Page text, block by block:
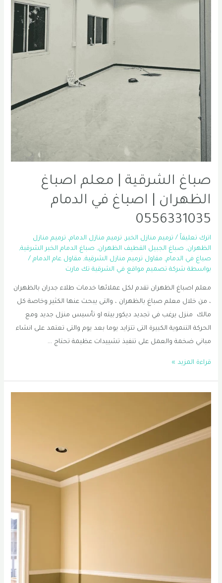
صباغ الشرقية | معلم اصباغ
الظهران | اصباغ في الدمام
0556331035
اترك تعليقاً / ترميم منازل الخبر, ترميم منازل الدمام, ترميم منازل
الظهران, صباغ الجبيل القطيف الظهران, صباغ الدمام الخبر الشرقية,
صباغ في الدمام, مقاول ترميم منازل الشرقية, مقاول عام الدمام /
بواسطة شركة تصميم مواقع في الشرقية تك مارت
معلم اصباغ الظهران تقدم لكل عملائها خدمات طلاء جدران بالظهران
، من خلال معلم صباغ بالظهران ، والتى يبحث عنها الكثير وخاصة كل
مالك منزل يرغب في تجديد ديكور بيته او تأسيس منزل جديد ومع
الحركة التنموية الكبيرة التى تتزايد يوما بعد يوم والتى تعتمد على انشاء
مباني ضخمة والعمل على تنفيذ تشييدات عظيمة تحتاج …
صباغ
معلم
الظهران
قراءة المزيد »